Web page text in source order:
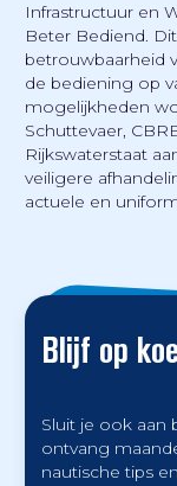
Infrastructuur en
Beter Bediend.
betrouwbaarheid
de bediening op
mogelijkheden
Schuttevaer,
Rijkswaterstaat
veiligere
actuele en
Blijf op
Sluit je ook aan
ontvang
nautische tips